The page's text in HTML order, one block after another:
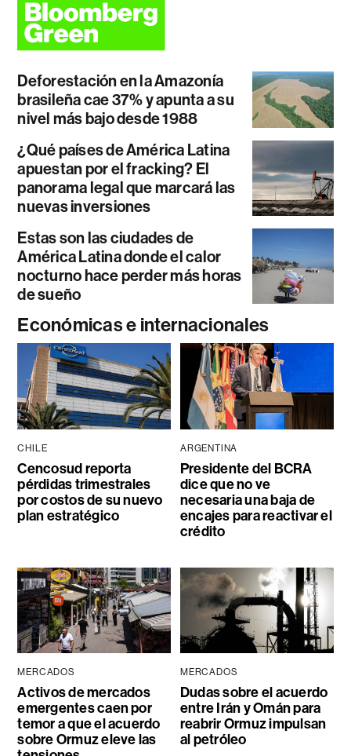
Deforestación en la Amazonía
brasileña cae 37% y apunta a su
nivel más bajo desde 1988
¿Qué países de América Latina
apuestan por el fracking? El
panorama legal que marcará las
nuevas inversiones
Estas son las ciudades de
América Latina donde el calor
nocturno hace perder más horas
de sueño
Económicas e internacionales
CHILE
Cencosud reporta
pérdidas trimestrales
por costos de su nuevo
plan estratégico
ARGENTINA
Presidente del BCRA
dice que no ve
necesaria una baja de
encajes para reactivar el
crédito
MERCADOS
Activos de mercados
emergentes caen por
temor a que el acuerdo
sobre Ormuz eleve las
MERCADOS
Dudas sobre el acuerdo
entre Irán y Omán para
reabrir Ormuz impulsan
al petróleo